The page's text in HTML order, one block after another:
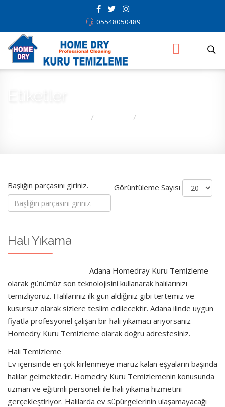
05548050489
/ /
Başlığın parçasını giriniz. Görüntüleme Sayısı
Halı Yıkama
Adana Homedray Kuru Temizleme
olarak günümüz son teknolojisini kullanarak halılarınızı
temizliyoruz. Halılarınız ilk gün aldığınız gibi tertemiz ve
kusursuz olarak sizlere teslim edilecektir. Adana ilinde uygun
fiyatla profesyonel çalışan bir halı yıkamacı arıyorsanız
Homedry Kuru Temizleme olarak doğru adrestesiniz.
Halı Temizleme
Ev içerisinde en çok kirlenmeye maruz kalan eşyaların başında
halılar gelmektedir. Homedry Kuru Temizlemenin konusunda
uzman ve eğitimli personeli ile halı yıkama hizmetini
gerçekleştiriyor. Halılarda ev süpürgelerinin ulaşamayacağı